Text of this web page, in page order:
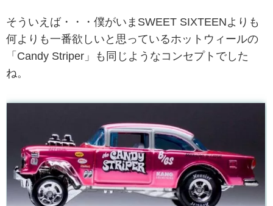
そういえば・・・僕がいまSWEET SIXTEENよりも
何よりも一番欲しいと思っているホットウィールの
「Candy Striper」も同じようなコンセプトでした
ね。